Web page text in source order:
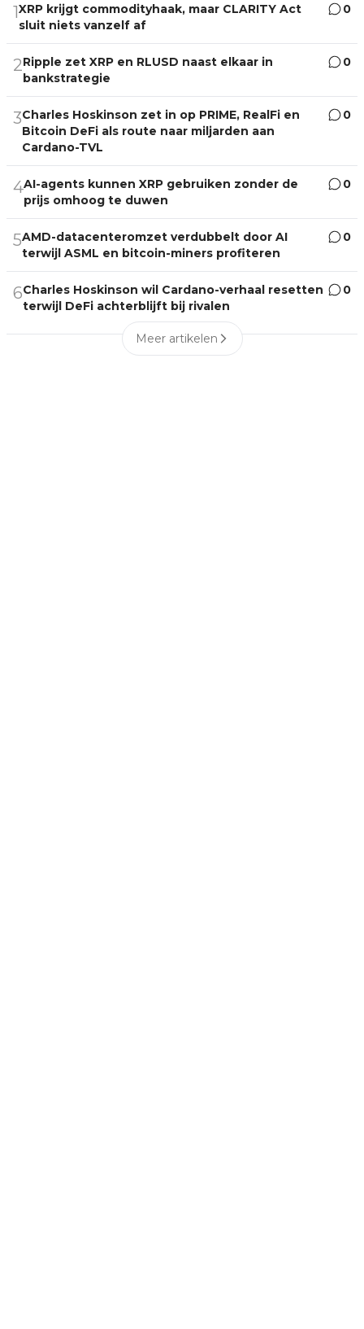
1XRP krijgt commodityhaak, maar CLARITY Act
sluit niets vanzelf af
0
2Ripple zet XRP en RLUSD naast elkaar in
bankstrategie
0
3Charles Hoskinson zet in op PRIME, RealFi en
Bitcoin DeFi als route naar miljarden aan
Cardano-TVL
0
4AI-agents kunnen XRP gebruiken zonder de
prijs omhoog te duwen
0
5AMD-datacenteromzet verdubbelt door AI
terwijl ASML en bitcoin-miners profiteren
0
6Charles Hoskinson wil Cardano-verhaal resetten
terwijl DeFi achterblijft bij rivalen
0
Meer artikelen